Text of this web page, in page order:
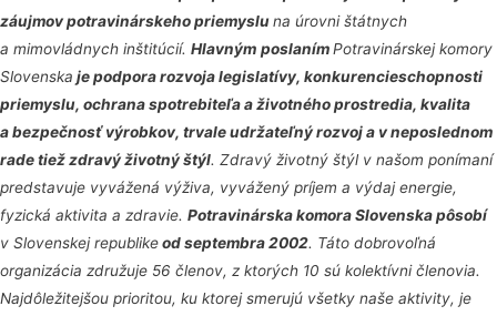
záujmov potravinárskeho priemyslu na úrovni štátnych
a mimovládnych inštitúcií. Hlavným poslanímPotravinárskej komory
Slovenska je podpora rozvoja legislatívy, konkurencieschopnosti
priemyslu, ochrana spotrebiteľa a životného prostredia, kvalita
a bezpečnosť výrobkov, trvale udržateľný rozvoj a v neposlednom
rade tiež zdravý životný štýl. Zdravý životný štýl v našom ponímaní
predstavuje vyvážená výživa, vyvážený príjem a výdaj energie,
fyzická aktivita a zdravie. Potravinárska komora Slovenska pôsobí
v Slovenskej republikeod septembra 2002. Táto dobrovoľná
organizácia združuje 56 členov, z ktorých 10 sú kolektívni členovia.
Najdôležitejšou prioritou, ku ktorej smerujú všetky naše aktivity, je